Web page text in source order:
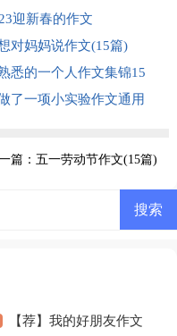
迎新春的作文
对妈妈说作文(15篇)
悉的一个人作文集锦15
了一项小实验作文通用
篇： 五一劳动节作文(15篇)
【荐】我的好朋友作文